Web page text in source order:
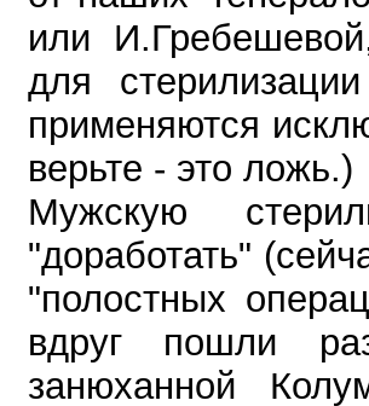
или
для
применяются
верьте - это ложь.)
Мужскую
"доработать"
"полостных
вдруг пошли
занюханной